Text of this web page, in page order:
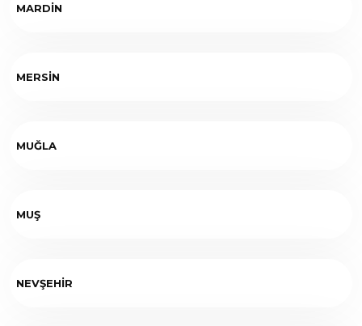
MARDİN
MERSİN
MUĞLA
MUŞ
NEVŞEHİR